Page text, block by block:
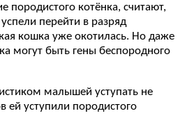
котёнка, считают,
перейти в разряд
кошка уже окотилась. Но даже
могут быть гены беспородного
малышей уступать не
ей уступили породистого